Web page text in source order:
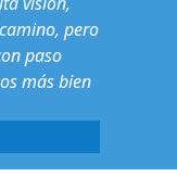
pero
paso
más bien